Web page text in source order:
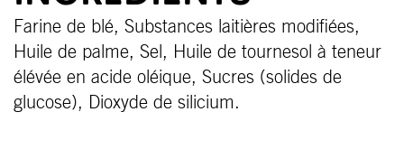
Farine de blé, Substances laitières modifiées,
Huile de palme, Sel, Huile de tournesol à teneur
élévée en acide oléique, Sucres (solides de
glucose), Dioxyde de silicium.